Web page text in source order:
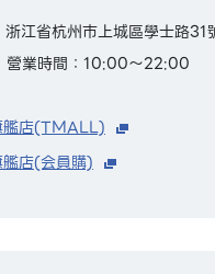
江省杭州市上城區學士路
營業時間：10:00～22:00
店(TMALL)
店(会員購)